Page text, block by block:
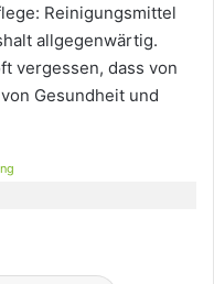
Reinigungsmittel
allgegenwärtig.
vergessen, dass von
Gesundheit und